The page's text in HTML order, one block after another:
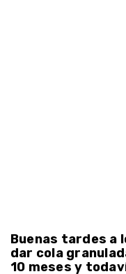
Buenas tardes a
dar cola
10 meses y